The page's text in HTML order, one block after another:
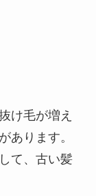
け毛が増え
あります。
て、古い髪